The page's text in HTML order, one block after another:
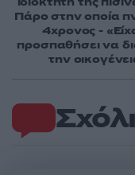
Πάρο στην οποία
4χρονος -
προσπαθήσει να
την